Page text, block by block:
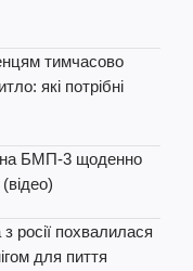
тимчасово
які потрібні
БМП-3 щоденно
росії похвалилася
для пиття